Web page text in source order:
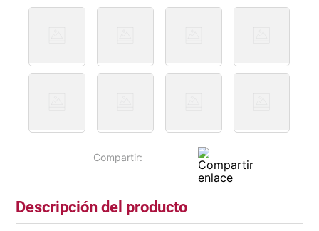
Descripción del producto